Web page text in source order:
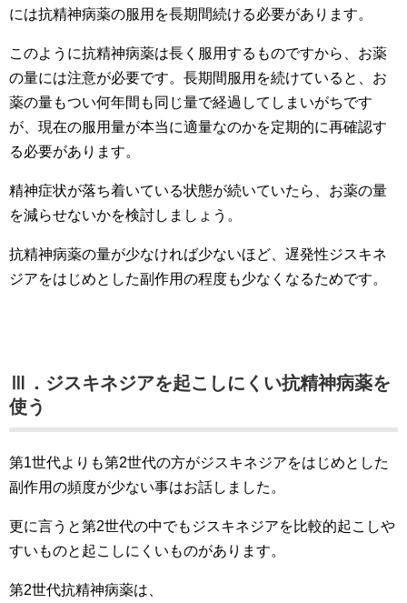
には抗精神病薬の服用を長期間続ける必要があります。
このように抗精神病薬は長く服用するものですから、お薬
の量には注意が必要です。長期間服用を続けていると、お
薬の量もつい何年間も同じ量で経過してしまいがちです
が、現在の服用量が本当に適量なのかを定期的に再確認す
る必要があります。
精神症状が落ち着いている状態が続いていたら、お薬の量
を減らせないかを検討しましょう。
抗精神病薬の量が少なければ少ないほど、遅発性ジスキネ
ジアをはじめとした副作用の程度も少なくなるためです。
Ⅲ．ジスキネジアを起こしにくい抗精神病薬を
使う
第1世代よりも第2世代の方がジスキネジアをはじめとした
副作用の頻度が少ない事はお話しました。
更に言うと第2世代の中でもジスキネジアを比較的起こしや
すいものと起こしにくいものがあります。
第2世代抗精神病薬は、